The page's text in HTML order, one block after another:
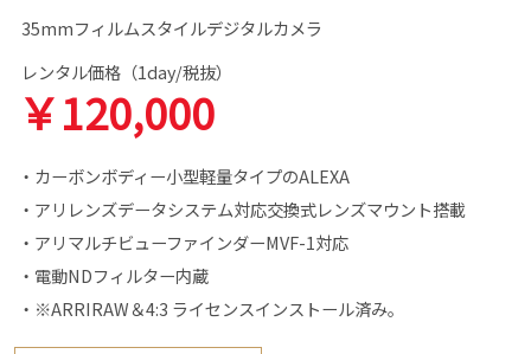
35mmフィルムスタイルデジタルカメラ
レンタル価格（1day/税抜）
￥120,000
・カーボンボディー小型軽量タイプのALEXA
・アリレンズデータシステム対応交換式レンズマウント搭載
・アリマルチビューファインダーMVF-1対応
・電動NDフィルター内蔵
・※ARRIRAW＆4:3 ライセンスインストール済み。